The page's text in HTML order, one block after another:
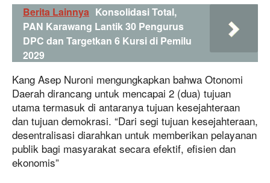
Berita Lainnya Konsolidasi Total,
PAN Karawang Lantik 30 Pengurus
DPC dan Targetkan 6 Kursi di Pemilu
2029
Kang Asep Nuroni mengungkapkan bahwa Otonomi
Daerah dirancang untuk mencapai 2 (dua) tujuan
utama termasuk di antaranya tujuan kesejahteraan
dan tujuan demokrasi. “Dari segi tujuan kesejahteraan,
desentralisasi diarahkan untuk memberikan pelayanan
publik bagi masyarakat secara efektif, efisien dan
ekonomis”